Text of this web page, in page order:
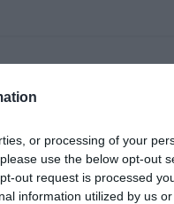
or processing of your
use the below opt-out
out request is processed
information utilized by us